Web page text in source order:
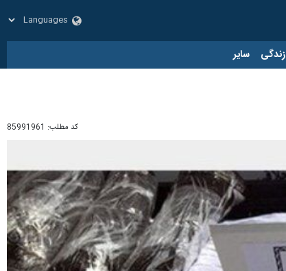
زندگی سایر
کد مطلب: 85991961